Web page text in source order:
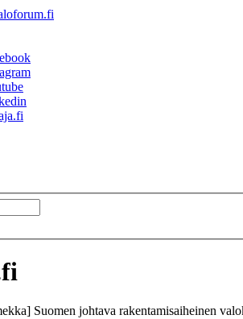
Suomen johtava rakentamisaiheinen